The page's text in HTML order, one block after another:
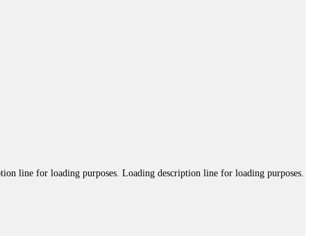
line for loading purposes. Loading description line for loading purposes.